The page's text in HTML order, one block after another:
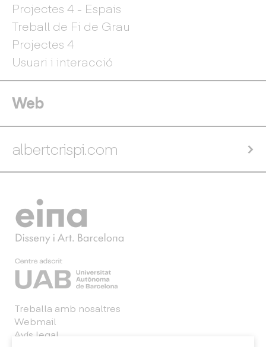
Projectes 4 - Espais
Treball de Fi de Grau
Projectes 4
Usuari i interacció
Web
albertcrispi.com
Treballa amb nosaltres
Webmail
Avís legal